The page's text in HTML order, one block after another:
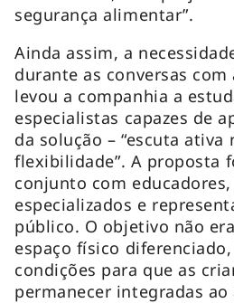
segurança alimentar”.
Ainda assim, a
durante as conversas
levou a companhia a
especialistas capazes de
da solução – “escuta
flexibilidade”. A proposta
conjunto com
especializados e
público. O objetivo não
espaço físico
condições para que as
permanecer integradas